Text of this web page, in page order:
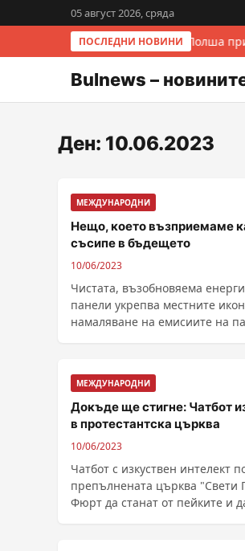
05 август 2026, сряда
ПОСЛЕДНИ НОВИНИ
Италия и Полша
Bulnews –
Ден: 10.06.2023
МЕЖДУНАРОДНИ
Нещо, което възприемаме
съсипе в бъдещето
10/06/2023
Чистата, възобновяема
панели укрепва местните
намаляване на емисиите на
МЕЖДУНАРОДНИ
Докъде ще стигне: Чатбот
в протестантска църква
10/06/2023
Чатбот с изкуствен интелект
препълнената църква "Свети
Фюрт да станат от пейките и